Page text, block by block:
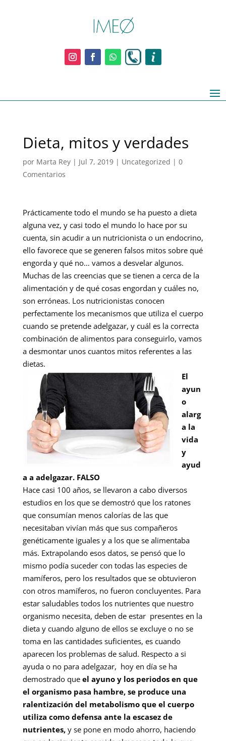
Dieta, mitos y verdades
por Marta Rey| Jul 7, 2019| Uncategorized | 0
Comentarios
Prácticamente todo el mundo se ha puesto a dieta
alguna vez, y casi todo el mundo lo hace por su
cuenta, sin acudir a un nutricionista o un endocrino,
ello favorece que se generen falsos mitos sobre qué
engorda y qué no… vamos a desvelar algunos.
Muchas de las creencias que se tienen a cerca de la
alimentación y de qué cosas engordan y cuáles no,
son erróneas. Los nutricionistas conocen
perfectamente los mecanismos que utiliza el cuerpo
cuando se pretende adelgazar, y cuál es la correcta
combinación de alimentos para conseguirlo, vamos
a desmontar unos cuantos mitos referentes a las
dietas.
El
ayun
o
alarg
a la
vida
y
ayud
a a adelgazar. FALSO
Hace casi 100 años, se llevaron a cabo diversos
estudios en los que se demostró que los ratones
que consumían menos calorías de las que
necesitaban vivían más que sus compañeros
genéticamente iguales y a los que se alimentaba
más. Extrapolando esos datos, se pensó que lo
mismo podía suceder con todas las especies de
mamíferos, pero los resultados que se obtuvieron
con otros mamíferos, no fueron concluyentes. Para
estar saludables todos los nutrientes que nuestro
organismo necesita, deben de estar presentes en la
dieta y cuando alguno de ellos se excluye o no se
toma en las cantidades suficientes, es cuando
aparecen los problemas de salud. Respecto a si
ayuda o no para adelgazar, hoy en día se ha
demostrado que el ayuno y los periodos en que
el organismo pasa hambre, se produce una
ralentización del metabolismo que el cuerpo
utiliza como defensa ante la escasez de
nutrientes,y se pone en modo ahorro, haciendo